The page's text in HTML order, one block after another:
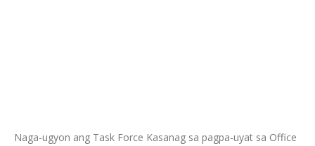
Naga-ugyon ang Task Force Kasanag sa pagpa-uyat sa Office